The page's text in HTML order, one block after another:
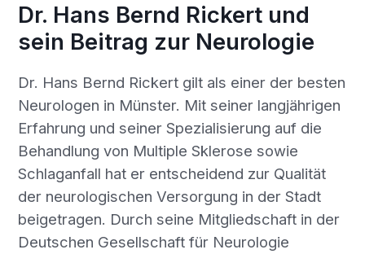
Dr. Hans Bernd Rickert und
sein Beitrag zur Neurologie
Dr. Hans Bernd Rickert gilt als einer der besten
Neurologen in Münster. Mit seiner langjährigen
Erfahrung und seiner Spezialisierung auf die
Behandlung von Multiple Sklerose sowie
Schlaganfall hat er entscheidend zur Qualität
der neurologischen Versorgung in der Stadt
beigetragen. Durch seine Mitgliedschaft in der
Deutschen Gesellschaft für Neurologie